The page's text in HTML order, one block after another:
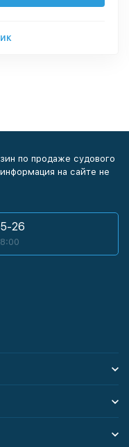
по продаже судового
на сайте не
26